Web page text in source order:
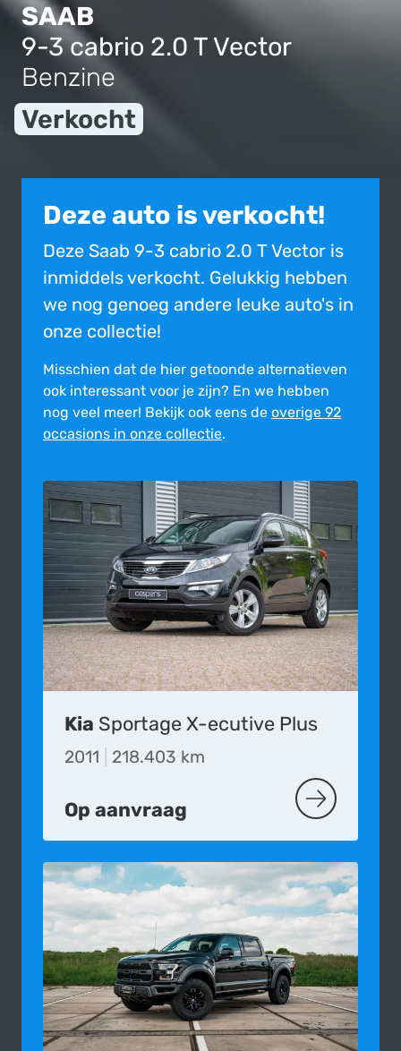
SAAB
9-3 cabrio 2.0 T Vector
Benzine
Verkocht
Deze auto is verkocht!
Deze Saab 9-3 cabrio 2.0 T Vector is
inmiddels verkocht. Gelukkig hebben
we nog genoeg andere leuke auto's in
onze collectie!
Misschien dat de hier getoonde alter­na­tie­ven
ook inte­res­sant voor je zijn? En we hebben
nog veel meer! Bekijk ook eens de overige 92
occasions in onze collectie.
Kia Sportage X-ecutive Plus
2011 218.403 km
Op aanvraag MEER OVER